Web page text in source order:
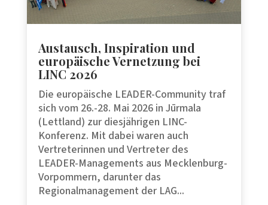
Austausch, Inspiration und
europäische Vernetzung bei
LINC 2026
Die europäische LEADER-Community traf
sich vom 26.-28. Mai 2026 in Jūrmala
(Lettland) zur diesjährigen LINC-
Konferenz. Mit dabei waren auch
Vertreterinnen und Vertreter des
LEADER-Managements aus Mecklenburg-
Vorpommern, darunter das
Regionalmanagement der LAG...